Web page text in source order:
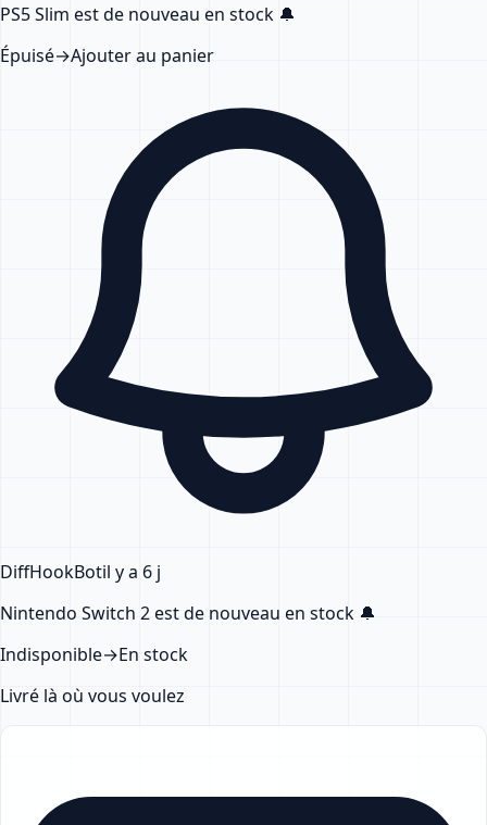
PS5 Slim est de nouveau en stock 🔔
Épuisé→Ajouter au panier
DiffHookBotil y a 6 j
Nintendo Switch 2est de nouveau en stock 🔔
Indisponible→En stock
Livré là où vous voulez